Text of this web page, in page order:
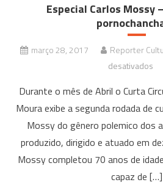
Especial Carlos Mossy
março 28, 2017 Reporter
desativados
–
da
Durante o mês de Abril o Curta
Moura exibe a segunda rodada de
Mossy do gênero polemico dos
produzido, dirigido e atuado em
Mossy completou 70 anos de
capaz de […]